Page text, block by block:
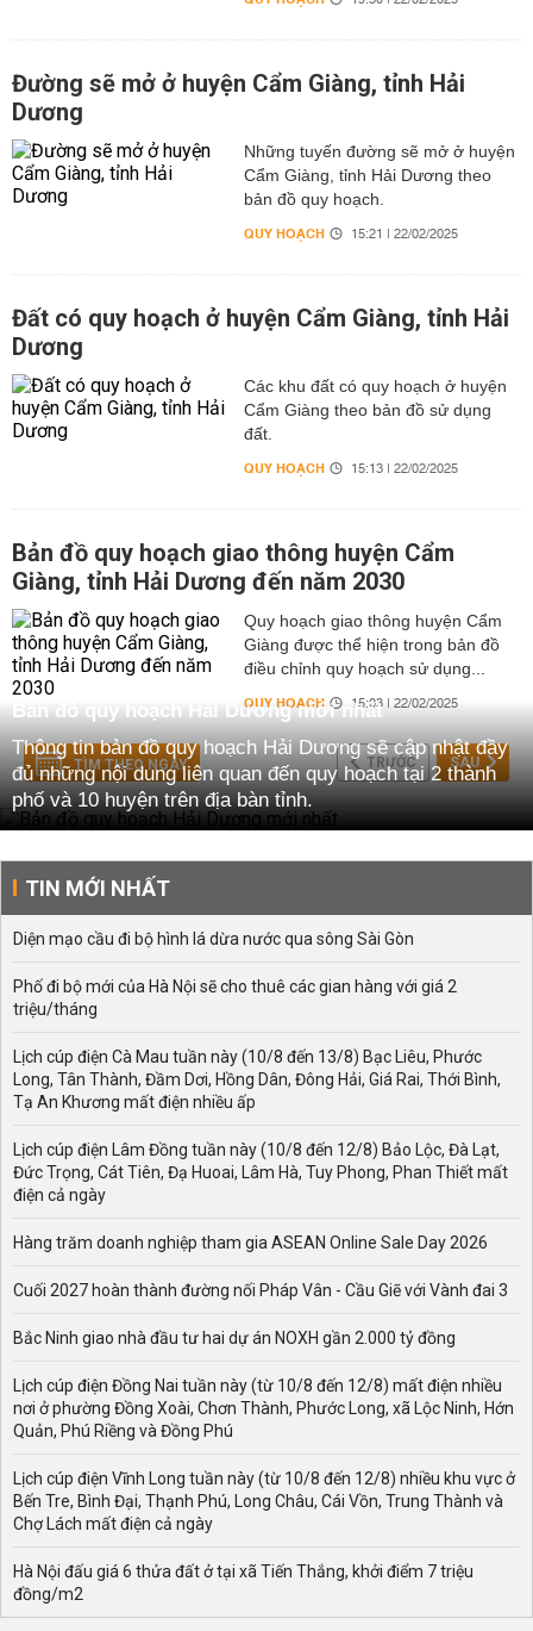
Đường sẽ mở ở huyện Cẩm Giàng, tỉnh Hải
Dương
Những tuyến đường sẽ mở ở huyện
Cẩm Giàng, tỉnh Hải Dương theo
bản đồ quy hoạch.
QUY HOẠCH 15:21 | 22/02/2025
Đất có quy hoạch ở huyện Cẩm Giàng, tỉnh Hải
Dương
Các khu đất có quy hoạch ở huyện
Cẩm Giàng theo bản đồ sử dụng
đất.
QUY HOẠCH 15:13 | 22/02/2025
Bản đồ quy hoạch giao thông huyện Cẩm
Giàng, tỉnh Hải Dương đến năm 2030
Quy hoạch giao thông huyện Cẩm
Giàng được thể hiện trong bản đồ
điều chỉnh quy hoạch sử dụng...
QUY HOẠCH 15:03 | 22/02/2025
TÌM THEO NGÀY TRƯỚC SAU
Bản đồ quy hoạch Hải Dương mới nhất
Thông tin bản đồ quy hoạch Hải Dương sẽ cập nhật đầy
đủ những nội dung liên quan đến quy hoạch tại 2 thành
phố và 10 huyện trên địa bàn tỉnh.
Vị trí địa lý và địa hình của tỉnh Hải Dương
Hải Dương là một tỉnh nằm trong khu vực Đông Bắc Bộ,
Việt Nam, có vị trí địa lý như sau:
- Phía Bắc tiếp giáp với tỉnh Bắc Giang, Quảng Ninh.
- Phía Nam tiếp giáp với tỉnh Thái Bình.
- Phía Tây tiếp giáp với tỉnh Bắc Ninh, Hưng Yên.
- Phía Đông tiếp giáp với Thành phố Hải Phòng.
Phần lãnh thổ tỉnh Hải Dương với tổng diện tích tự nhiên
là 1.668,23 km2. Trong đó bao gồm 2 thành phố và 10
huyện gồm: Cẩm Giàng, Ninh Giang, Gia Lộc, Kim
Thành, Nam Sách, Thanh Hà, Tứ Kỳ, Bình Giang, Kinh
Môn,Thanh Miện.
Phân loại các loại bản đồ quy hoạch Hải Dương
thông tin chung mà lại vừa là cơ sở pháp lý của từng khu
những giá trị và đặc điểm riêng. Chính vì vậy nên mới
phân chia ra nhiều loại bản đồ tương ứng theo từng địa
bàn.
Bản đồ quy hoạch tỉnh Hải Dương chi tiết xây dựng
Bản đồ quy hoạch tỷ lệ 1/500 được xác định là bản đồ
quy hoạch chi tiết nhất, mọi công trình trên đất đều được
giới giữa các lô đất.
Về vấn đề pháp lý, bản đồ quy hoạch 1/500 là cơ sở để
TIN MỚI NHẤT
Diện mạo cầu đi bộ hình lá dừa nước qua sông Sài Gòn
Phố đi bộ mới của Hà Nội sẽ cho thuê các gian hàng với giá 2
triệu/tháng
Lịch cúp điện Cà Mau tuần này (10/8 đến 13/8) Bạc Liêu, Phước
Long, Tân Thành, Đầm Dơi, Hồng Dân, Đông Hải, Giá Rai, Thới Bình,
Tạ An Khương mất điện nhiều ấp
Lịch cúp điện Lâm Đồng tuần này (10/8 đến 12/8) Bảo Lộc, Đà Lạt,
Đức Trọng, Cát Tiên, Đạ Huoai, Lâm Hà, Tuy Phong, Phan Thiết mất
điện cả ngày
Hàng trăm doanh nghiệp tham gia ASEAN Online Sale Day 2026
Cuối 2027 hoàn thành đường nối Pháp Vân - Cầu Giẽ với Vành đai 3
Bắc Ninh giao nhà đầu tư hai dự án NOXH gần 2.000 tỷ đồng
Lịch cúp điện Đồng Nai tuần này (từ 10/8 đến 12/8) mất điện nhiều
nơi ở phường Đồng Xoài, Chơn Thành, Phước Long, xã Lộc Ninh, Hớn
Quản, Phú Riềng và Đồng Phú
Lịch cúp điện Vĩnh Long tuần này (từ 10/8 đến 12/8) nhiều khu vực ở
Bến Tre, Bình Đại, Thạnh Phú, Long Châu, Cái Vồn, Trung Thành và
Chợ Lách mất điện cả ngày
Hà Nội đấu giá 6 thửa đất ở tại xã Tiến Thắng, khởi điểm 7 triệu
đồng/m2